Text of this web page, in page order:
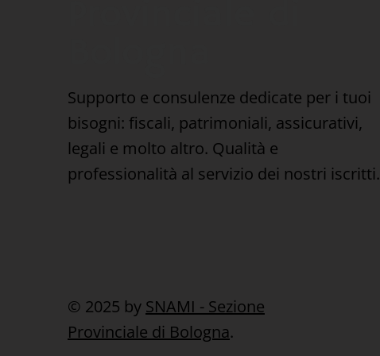
Supporto e consulenze dedicate per i tuoi
bisogni: fiscali, patrimoniali, assicurativi,
legali e molto altro. Qualità e
professionalità al servizio dei nostri iscritti.
© 2025 by SNAMI - Sezione
Provinciale di Bologna.